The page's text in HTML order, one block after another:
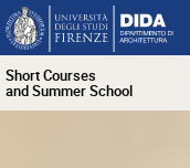
Short Courses
and Summer School